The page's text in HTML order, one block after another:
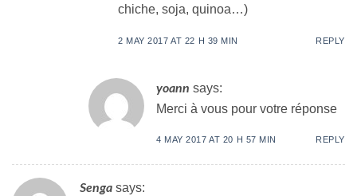
chiche, soja, quinoa…)
2 MAY 2017 AT 22 H 39 MIN REPLY
yoann says:
Merci à vous pour votre réponse
4 MAY 2017 AT 20 H 57 MIN REPLY
Senga says: